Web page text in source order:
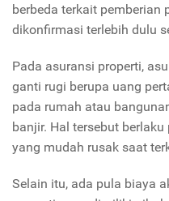
berbeda terkait pemberian
dikonfirmasi terlebih dulu
Pada asuransi properti,
ganti rugi berupa uang
pada rumah atau
banjir. Hal tersebut
yang mudah rusak saat
Selain itu, ada pula biaya